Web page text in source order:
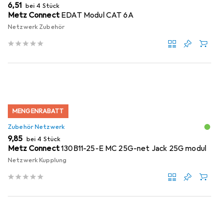
EUR
6,51 bei 4 Stück
Metz Connect EDAT Modul CAT 6A
Netzwerk Zubehör
MENGENRABATT
Zubehör Netzwerk
EUR
9,85 bei 4 Stück
Metz Connect130B11-25-E MC 25G-net Jack 25G modul
Netzwerk Kupplung